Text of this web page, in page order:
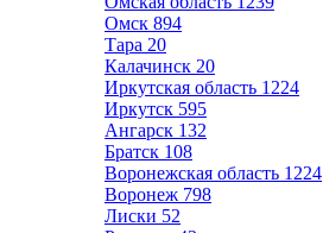
Омск 894
Тара 20
Калачинск 20
Иркутская область 1224
Иркутск 595
Ангарск 132
Братск 108
Воронежская область 1224
Воронеж 798
Лиски 52